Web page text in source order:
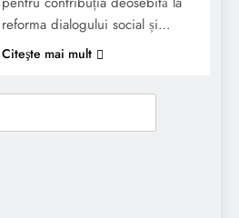
reforma dialogului social și…
Citeşte mai mult